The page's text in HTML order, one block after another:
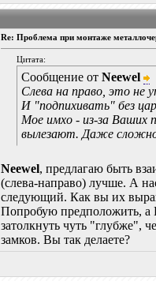
Re: Проблема при монтаже
Цитата:
Сообщение отNeewel
Cлева на право, это не
И "подпихивать" без
Мое имхо - из-за Ваших
вылезают. Даже
Neewel, предлагаю быть
(слева-направо) лучше. А
следующий. Как вы их
Попробую предположить, а
затолкнуть чуть "глубже",
замков. Вы так делаете?